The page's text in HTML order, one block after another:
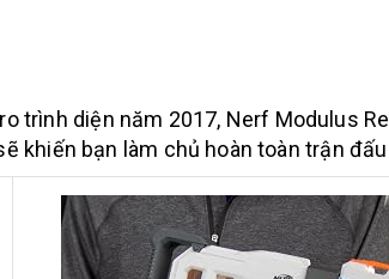
trình diện năm 2017, Nerf Modulus
khiến bạn làm chủ hoàn toàn trận đấu